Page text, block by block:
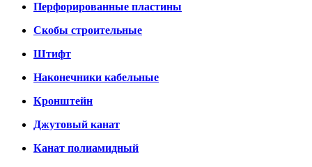
Перфорированные пластины
Скобы строительные
Штифт
Наконечники кабельные
Кронштейн
Джутовый канат
Канат полиамидный